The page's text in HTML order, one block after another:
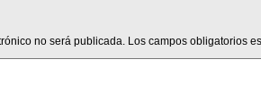
no será publicada. Los campos obligatorios